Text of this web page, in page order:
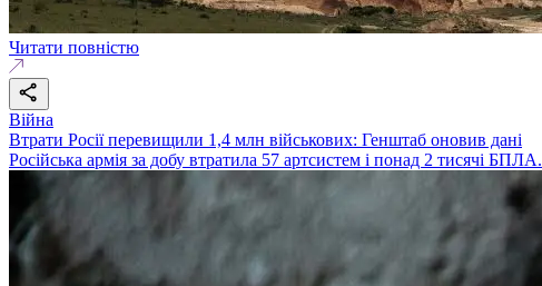
Читати повністю
Війна
Втрати Росії перевищили 1,4 млн військових: Генштаб оновив дані
Російська армія за добу втратила 57 артсистем і понад 2 тисячі БПЛА.